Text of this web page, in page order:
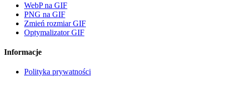
WebP na GIF
PNG na GIF
Zmień rozmiar GIF
Optymalizator GIF
Informacje
Polityka prywatności